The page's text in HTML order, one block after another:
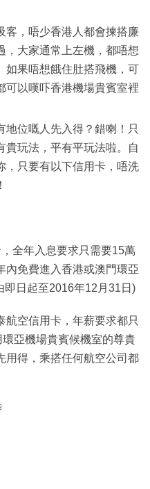
客，唔少香港人都會揀搭廉
，大家通常上左機，都唔想
如果唔想餓住肚搭飛機，可
可以嘆吓香港機場貴賓室裡
地位嘅人先入得？錯喇！只
貴玩法，平有平玩法啦。自
，只要有以下信用卡，唔洗
全年入息要求只需要15萬
內免費進入香港或澳門環亞
即日起至2016年12月31日)
航空信用卡，年薪要求都只
亞機場貴賓候機室的尊貴
用得，乘搭任何航空公司都